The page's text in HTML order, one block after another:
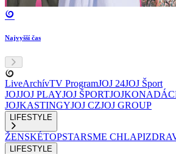
Najvyšší čas
LiveArchívTV ProgramJOJ 24JOJ Šport
JOJJOJ PLAYJOJ ŠPORTJOJKO
JOJKASTINGYJOJ CZJOJ GROUP
LIFESTYLE
ŽENSKÉTOPSTARSME CHLAPI
LIFESTYLE